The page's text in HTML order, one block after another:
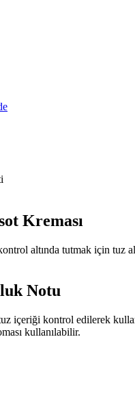
Kreması
altında tutmak için tuz
Notu
içeriği kontrol edilerek
kullanılabilir.